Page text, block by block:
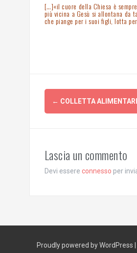
[…]«il cuore della Chiesa è
più vicina a Gesù si allontana da
che piange per i suoi figli, lotta
Post
navigation
← COLLETTA
Lascia un commento
Devi essere connesso per
Proudly powered by WordPress